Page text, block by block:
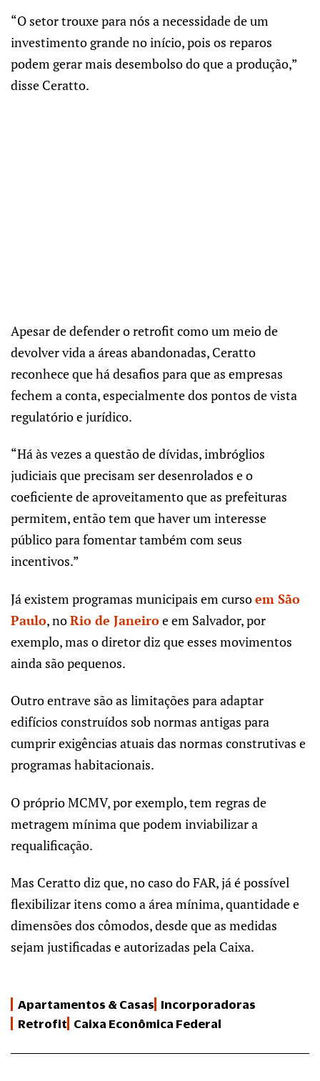
“O setor trouxe para nós a necessidade de um
investimento grande no início, pois os reparos
podem gerar mais desembolso do que a produção,”
disse Ceratto.
Apesar de defender o retrofit como um meio de
devolver vida a áreas abandonadas, Ceratto
reconhece que há desafios para que as empresas
fechem a conta, especialmente dos pontos de vista
regulatório e jurídico.
“Há às vezes a questão de dívidas, imbróglios
judiciais que precisam ser desenrolados e o
coeficiente de aproveitamento que as prefeituras
permitem, então tem que haver um interesse
público para fomentar também com seus
incentivos.”
Já existem programas municipais em cursoem São
Paulo, noRio de Janeiroe em Salvador, por
exemplo, mas o diretor diz que esses movimentos
ainda são pequenos.
Outro entrave são as limitações para adaptar
edifícios construídos sob normas antigas para
cumprir exigências atuais das normas construtivas e
programas habitacionais.
O próprio MCMV, por exemplo, tem regras de
metragem mínima que podem inviabilizar a
requalificação.
Mas Ceratto diz que, no caso do FAR, já é possível
flexibilizar itens como a área mínima, quantidade e
dimensões dos cômodos, desde que as medidas
sejam justificadas e autorizadas pela Caixa.
Apartamentos & Casas Incorporadoras
Retrofit Caixa Econômica Federal